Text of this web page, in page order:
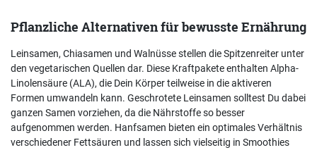
Pflanzliche Alternativen für bewusste Ernährung
Leinsamen, Chiasamen und Walnüsse stellen die Spitzenreiter unter
den vegetarischen Quellen dar. Diese Kraftpakete enthalten Alpha-
Linolensäure (ALA), die Dein Körper teilweise in die aktiveren
Formen umwandeln kann. Geschrotete Leinsamen solltest Du dabei
ganzen Samen vorziehen, da die Nährstoffe so besser
aufgenommen werden. Hanfsamen bieten ein optimales Verhältnis
verschiedener Fettsäuren und lassen sich vielseitig in Smoothies